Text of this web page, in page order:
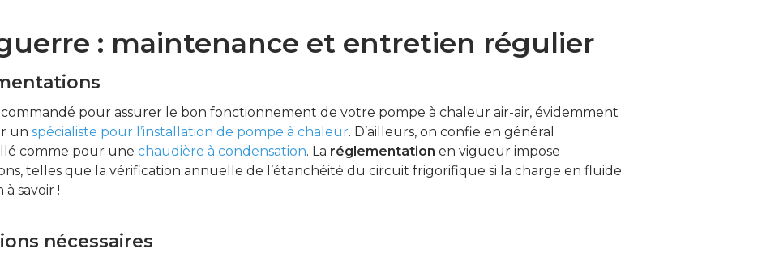
: maintenance et entretien régulier
pour assurer le bon fonctionnement de votre pompe à chaleur air-air, évidemment
un spécialiste pour l’installation de pompe à chaleur. D’ailleurs, on confie en général
comme pour une chaudière à condensation. La réglementation en vigueur impose
telles que la vérification annuelle de l’étanchéité du circuit frigorifique si la charge en fluide
savoir !
nécessaires